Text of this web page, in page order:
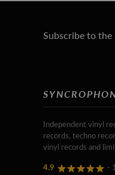
Subscribe to the
Independent vinyl
records, techno
vinyl records and
4.9 -